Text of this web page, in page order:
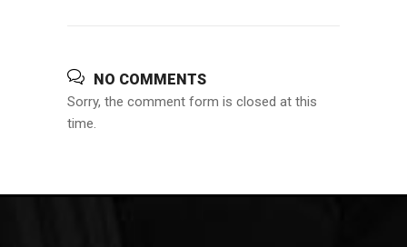
NO COMMENTS
Sorry, the comment form is closed at this
time.